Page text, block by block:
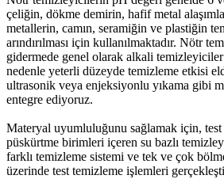
çeliğin, dökme demirin, hafif metal
metallerin, camın, seramiğin ve plastiğin
arındırılması için kullanılmaktadır. Nötr
gidermede genel olarak alkali
nedenle yeterli düzeyde temizleme etkisi
ultrasonik veya enjeksiyonlu yıkama gibi
entegre ediyoruz.
Materyal uyumluluğunu sağlamak için, test
püskürtme birimleri içeren su bazlı
farklı temizleme sistemi ve tek ve çok
üzerinde test temizleme işlemleri